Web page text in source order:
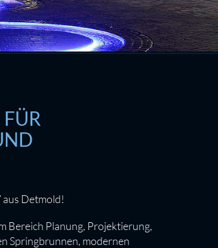
Detmold!
Bereich Planung, Projektierung,
Springbrunnen, modernen